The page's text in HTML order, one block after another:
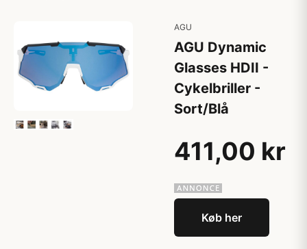
AGU
AGU Dynamic
Glasses HDII -
Cykelbriller -
Sort/Blå
411,00 kr
Køb her